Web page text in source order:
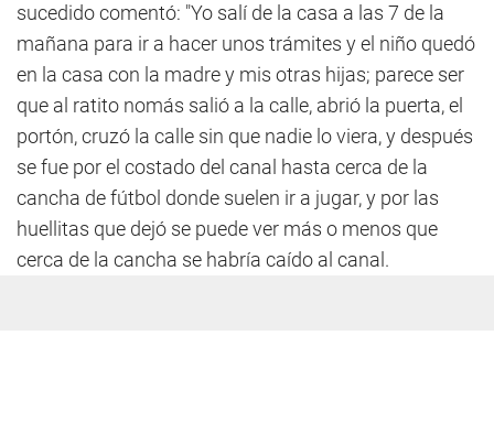
sucedido comentó: "Yo salí de la casa a las 7 de la
mañana para ir a hacer unos trámites y el niño quedó
en la casa con la madre y mis otras hijas; parece ser
que al ratito nomás salió a la calle, abrió la puerta, el
portón, cruzó la calle sin que nadie lo viera, y después
se fue por el costado del canal hasta cerca de la
cancha de fútbol donde suelen ir a jugar, y por las
huellitas que dejó se puede ver más o menos que
cerca de la cancha se habría caído al canal.